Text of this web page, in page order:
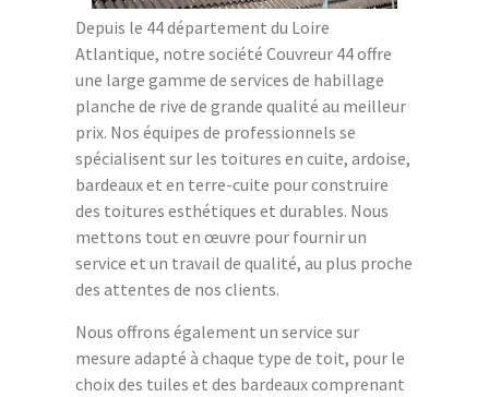
Depuis le 44 département du Loire
Atlantique, notre société Couvreur 44 offre
une large gamme de services de habillage
planche de rive de grande qualité au meilleur
prix. Nos équipes de professionnels se
spécialisent sur les toitures en cuite, ardoise,
bardeaux et en terre-cuite pour construire
des toitures esthétiques et durables. Nous
mettons tout en œuvre pour fournir un
service et un travail de qualité, au plus proche
des attentes de nos clients.
Nous offrons également un service sur
mesure adapté à chaque type de toit, pour le
choix des tuiles et des bardeaux comprenant